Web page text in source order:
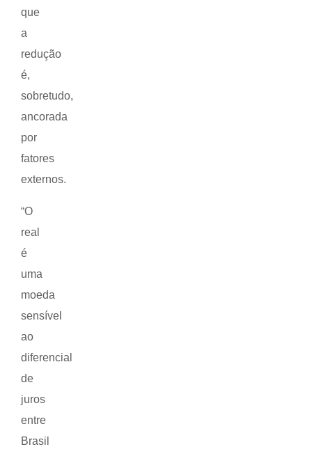
que
a
redução
é,
sobretudo,
ancorada
por
fatores
externos.
“O
real
é
uma
moeda
sensível
ao
diferencial
de
juros
entre
Brasil